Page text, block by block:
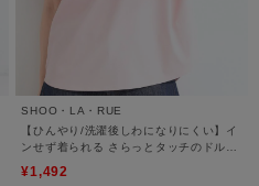
SHOO・LA・RUE
【ひんやり/洗濯後しわになりにくい】イ
ンせず着られる さらっとタッチのドルマ
ンブラウス
¥1,492